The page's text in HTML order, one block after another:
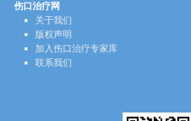
伤口治疗网
关于我们
版权声明
加入伤口治疗专家库
联系我们